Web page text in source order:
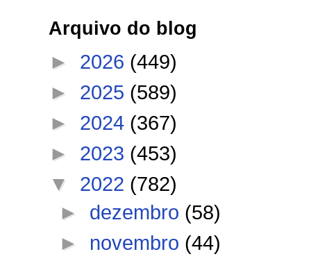
Arquivo do blog
► 2026 (449)
► 2025 (589)
► 2024 (367)
► 2023 (453)
▼ 2022 (782)
► dezembro (58)
► novembro (44)